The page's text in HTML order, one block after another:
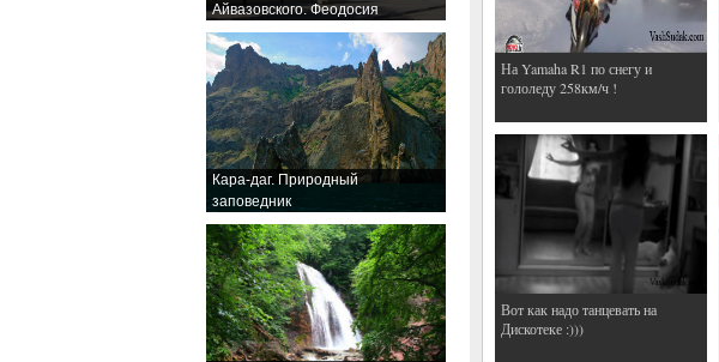
Айвазовского. Феодосия
Кара-даг. Природный
заповедник
На Yamaha R1 по снегу и
гололеду 258км/ч !
Вот как надо танцевать на
Дискотеке :)))